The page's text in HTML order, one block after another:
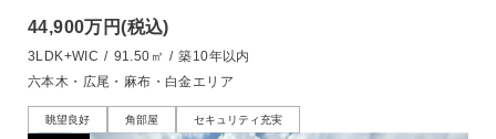
44,900万円(税込)
3LDK+WIC / 91.50㎡ / 築10年以内
六本木・広尾・麻布・白金エリア
眺望良好 角部屋 セキュリティ充実